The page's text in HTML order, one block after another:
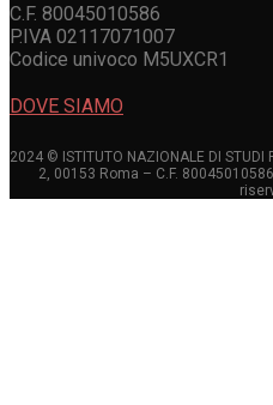
C.F. 80045010586
P.IVA 02117071007
Codice univoco M5UXCR1
DOVE SIAMO
2024 © ISTITUTO NAZIONALE DI
2, 00153 Roma – C.F.